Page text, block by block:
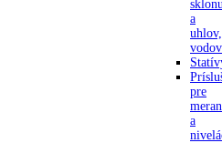
sklonu
a
uhlov,
pre
a